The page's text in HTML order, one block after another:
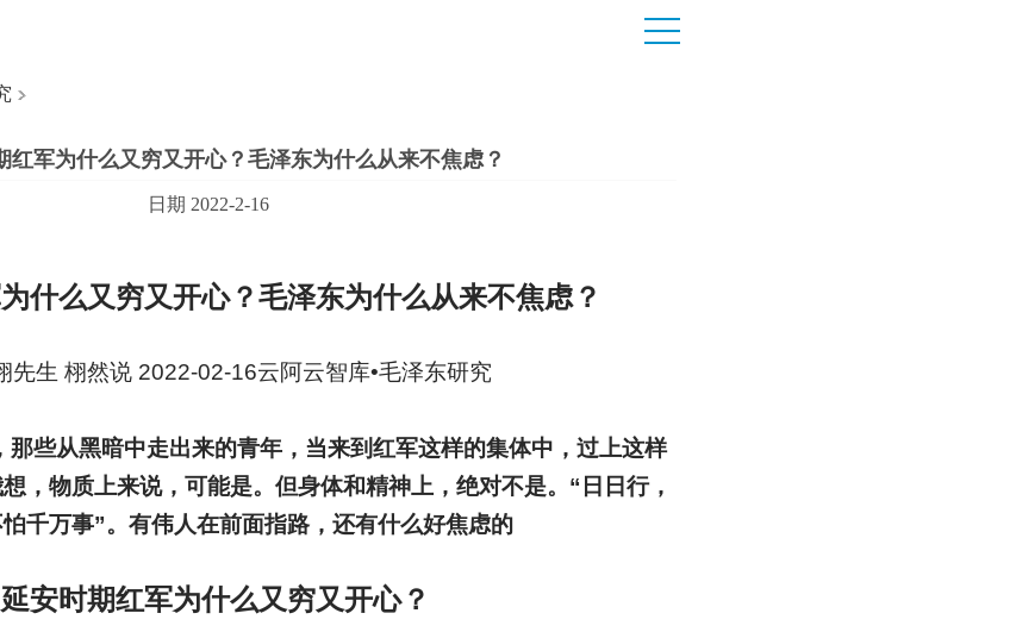
红军为什么又穷又开心？毛泽东为什么从来不焦虑？
日期 2022-2-16
什么又穷又开心？毛泽东为什么从来不焦虑？
先生 栩然说 2022-02-16云阿云智库•毛泽东研究
那些从黑暗中走出来的青年，当来到红军这样的集体中，过上这样
，物质上来说，可能是。但身体和精神上，绝对不是。“日日行，
千万事”。有伟人在前面指路，还有什么好焦虑的
延安时期红军为什么又穷又开心？